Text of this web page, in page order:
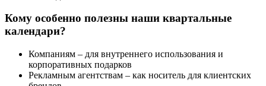
Кому особенно полезны наши квартальные
календари?
Компаниям – для внутреннего использования и
корпоративных подарков
Рекламным агентствам – как носитель для клиентских